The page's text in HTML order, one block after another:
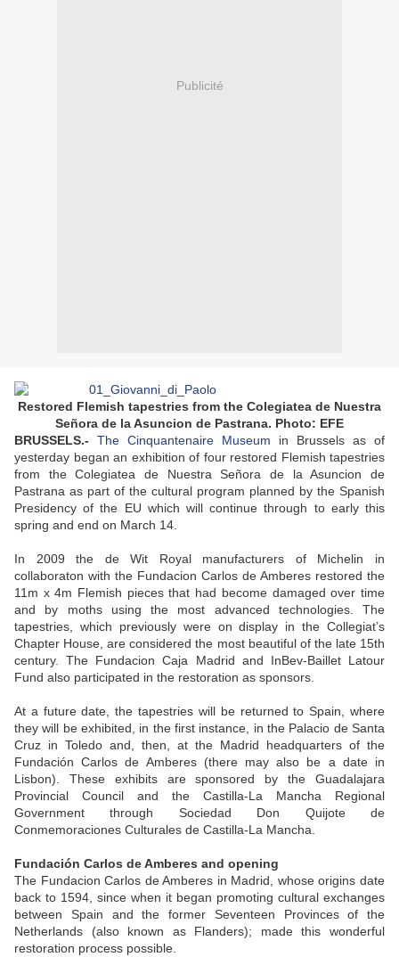
Publicité
Restored Flemish tapestries from the Colegiatea de Nuestra
Señora de la Asuncion de Pastrana. Photo: EFE
BRUSSELS.-
The Cinquantenaire Museum in Brussels as of
yesterday began an exhibition of four restored Flemish tapestries
from the Colegiatea de Nuestra Señora de la Asuncion de
Pastrana as part of the cultural program planned by the Spanish
Presidency of the EU which will continue through to early this
spring and end on March 14.
In 2009 the de Wit Royal manufacturers of Michelin in
collaboraton with the Fundacion Carlos de Amberes restored the
11m x 4m Flemish pieces that had become damaged over time
and by moths using the most advanced technologies. The
tapestries, which previously were on display in the Collegiat’s
Chapter House, are considered the most beautiful of the late 15th
century. The Fundacion Caja Madrid and InBev-Baillet Latour
Fund also participated in the restoration as sponsors.
At a future date, the tapestries will be returned to Spain, where
they will be exhibited, in the first instance, in the Palacio de Santa
Cruz in Toledo and, then, at the Madrid headquarters of the
Fundación Carlos de Amberes (there may also be a date in
Lisbon). These exhibits are sponsored by the Guadalajara
Provincial Council and the Castilla-La Mancha Regional
Government through Sociedad Don Quijote de
Conmemoraciones Culturales de Castilla-La Mancha.
Fundación Carlos de Amberes and opening
The Fundacion Carlos de Amberes in Madrid, whose origins date
back to 1594, since when it began promoting cultural exchanges
between Spain and the former Seventeen Provinces of the
Netherlands (also known as Flanders); made this wonderful
restoration process possible.